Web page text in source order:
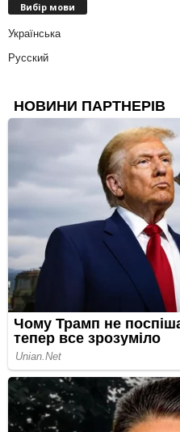
Вибір мови
Українська
Русский